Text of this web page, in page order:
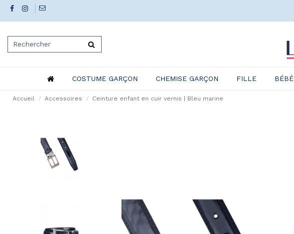
COSTUME GARÇON CHEMISE GARÇON FILLE BÉBÉ
Accueil Accessoires Ceinture enfant en cuir vernis | Bleu marine